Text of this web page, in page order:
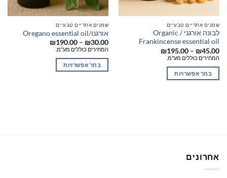
שמנים אתריים טבעיים
לבונה אורגני / Organic
Frankincense essential oil
₪45.00
–
₪195.00
טווח
המחירים כוללים מע"מ.
בחר אפשרויות
את
האפשרויות
שמנים אתריים טבעיים
אורגנו/Oregano essential oil
₪30.00
–
₪190.00
טווח
המחירים כוללים מע"מ.
בחר אפשרויות
אחרונים